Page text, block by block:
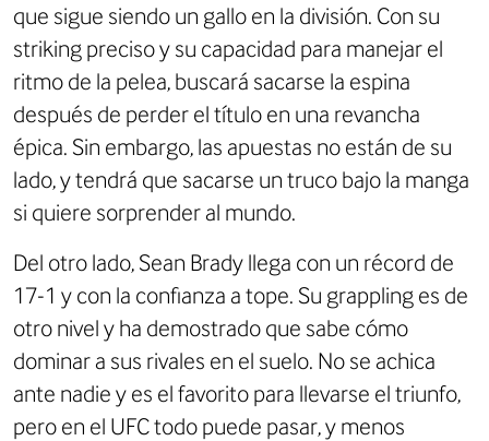
que sigue siendo un gallo en la división. Con su
striking preciso y su capacidad para manejar el
ritmo de la pelea, buscará sacarse la espina
después de perder el título en una revancha
épica. Sin embargo, las apuestas no están de su
lado, y tendrá que sacarse un truco bajo la manga
si quiere sorprender al mundo.
Del otro lado, Sean Brady llega con un récord de
17-1 y con la confianza a tope. Su grappling es de
otro nivel y ha demostrado que sabe cómo
dominar a sus rivales en el suelo. No se achica
ante nadie y es el favorito para llevarse el triunfo,
pero en el UFC todo puede pasar, y menos